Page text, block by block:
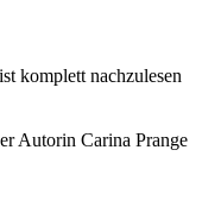
komplett nachzulesen
Autorin Carina Prange